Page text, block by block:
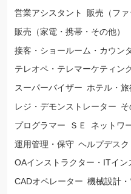
営業アシスタント
販売（ファ
販売（家電・携帯・その他）
接客・ショールーム・カウン
テレオペ・テレマーケティン
スーパーバイザー ホテル・旅
レジ・デモンストレーター
プログラマー
ＳＥ
ネットワ
運用管理・保守 ヘルプデス
OAインストラクター・ITイン
CADオペレーター 機械設計